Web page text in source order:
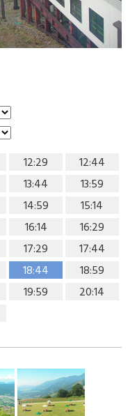
12:29
12:44
13:44
13:59
14:59
15:14
16:14
16:29
17:29
17:44
18:44
18:59
19:59
20:14